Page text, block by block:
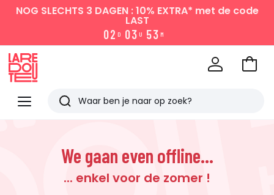
NOG SLECHTS 3 DAGEN : 10% EXTRA* met de code
LAST
02 D 03 U 53 M
Menu
Redoute
Zoeken
Laatst
Naar
We gaan even offline...
... enkel voor de zomer !